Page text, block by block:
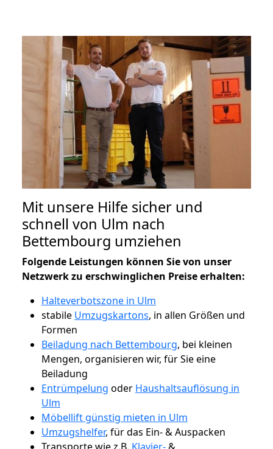
Mit unsere Hilfe sicher und
schnell von Ulm nach
Bettembourg umziehen
Folgende Leistungen können Sie von unser
Netzwerk zu erschwinglichen Preise erhalten:
Halteverbotszone in Ulm
stabile Umzugskartons, in allen Größen und
Formen
Beiladung nach Bettembourg, bei kleinen
Mengen, organisieren wir, für Sie eine
Beiladung
Entrümpelung oder Haushaltsauflösung in
Ulm
Möbellift günstig mieten in Ulm
Umzugshelfer, für das Ein- & Auspacken